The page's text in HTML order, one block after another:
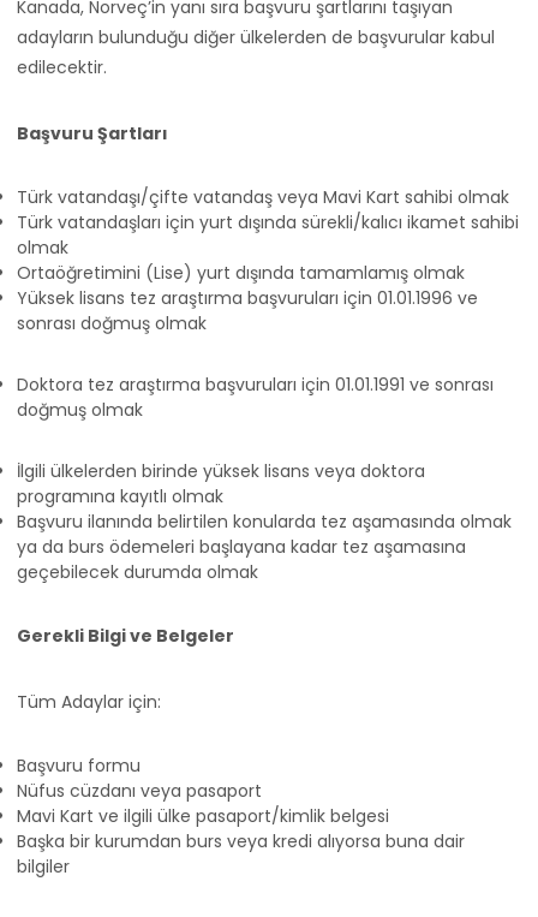
Kanada, Norveç’in yanı sıra başvuru şartlarını taşıyan
adayların bulunduğu diğer ülkelerden de başvurular kabul
edilecektir.
Başvuru Şartları
Türk vatandaşı/çifte vatandaş veya Mavi Kart sahibi olmak
Türk vatandaşları için yurt dışında sürekli/kalıcı ikamet sahibi
olmak
Ortaöğretimini (Lise) yurt dışında tamamlamış olmak
Yüksek lisans tez araştırma başvuruları için 01.01.1996 ve
sonrası doğmuş olmak
Doktora tez araştırma başvuruları için 01.01.1991 ve sonrası
doğmuş olmak
İlgili ülkelerden birinde yüksek lisans veya doktora
programına kayıtlı olmak
Başvuru ilanında belirtilen konularda tez aşamasında olmak
ya da burs ödemeleri başlayana kadar tez aşamasına
geçebilecek durumda olmak
Gerekli Bilgi ve Belgeler
Tüm Adaylar için:
Başvuru formu
Nüfus cüzdanı veya pasaport
Mavi Kart ve ilgili ülke pasaport/kimlik belgesi
Başka bir kurumdan burs veya kredi alıyorsa buna dair
bilgiler